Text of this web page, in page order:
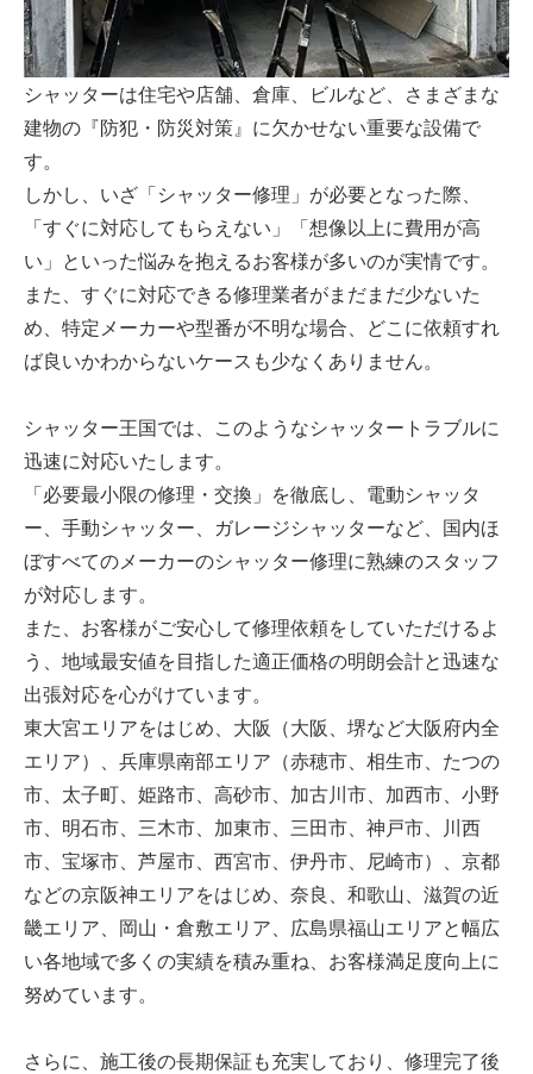
シャッターは住宅や店舗、倉庫、ビルなど、さまざまな
建物の『防犯・防災対策』に欠かせない重要な設備で
す。
しかし、いざ「シャッター修理」が必要となった際、
「すぐに対応してもらえない」「想像以上に費用が高
い」といった悩みを抱えるお客様が多いのが実情です。
また、すぐに対応できる修理業者がまだまだ少ないた
め、特定メーカーや型番が不明な場合、どこに依頼すれ
ば良いかわからないケースも少なくありません。
シャッター王国では、このようなシャッタートラブルに
迅速に対応いたします。
「必要最小限の修理・交換」を徹底し、電動シャッタ
ー、手動シャッター、ガレージシャッターなど、国内ほ
ぼすべてのメーカーのシャッター修理に熟練のスタッフ
が対応します。
また、お客様がご安心して修理依頼をしていただけるよ
う、地域最安値を目指した適正価格の明朗会計と迅速な
出張対応を心がけています。
東大宮エリアをはじめ、大阪（大阪、堺など大阪府内全
エリア）、兵庫県南部エリア（赤穂市、相生市、たつの
市、太子町、姫路市、高砂市、加古川市、加西市、小野
市、明石市、三木市、加東市、三田市、神戸市、川西
市、宝塚市、芦屋市、西宮市、伊丹市、尼崎市）、京都
などの京阪神エリアをはじめ、奈良、和歌山、滋賀の近
畿エリア、岡山・倉敷エリア、広島県福山エリアと幅広
い各地域で多くの実績を積み重ね、お客様満足度向上に
努めています。
さらに、施工後の長期保証も充実しており、修理完了後